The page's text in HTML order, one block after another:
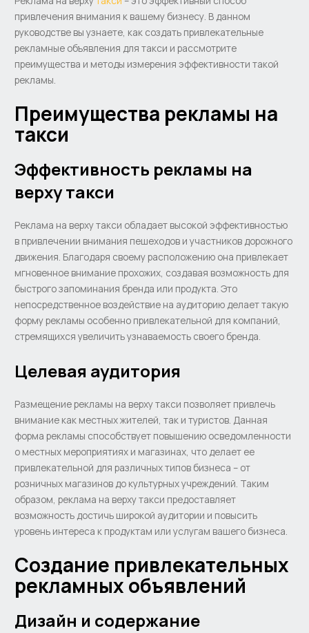
привлечения внимания к вашему бизнесу. В данном
руководстве вы узнаете, как создать привлекательные
рекламные объявления для такси и рассмотрите
преимущества и методы измерения эффективности такой
рекламы.
Преимущества рекламы на
такси
Эффективность рекламы на
верху такси
Реклама на верху такси обладает высокой эффективностью
в привлечении внимания пешеходов и участников дорожного
движения. Благодаря своему расположению она привлекает
мгновенное внимание прохожих, создавая возможность для
быстрого запоминания бренда или продукта. Это
непосредственное воздействие на аудиторию делает такую
форму рекламы особенно привлекательной для компаний,
стремящихся увеличить узнаваемость своего бренда.
Целевая аудитория
Размещение рекламы на верху такси позволяет привлечь
внимание как местных жителей, так и туристов. Данная
форма рекламы способствует повышению осведомленности
о местных мероприятиях и магазинах, что делает ее
привлекательной для различных типов бизнеса – от
розничных магазинов до культурных учреждений. Таким
образом, реклама на верху такси предоставляет
возможность достичь широкой аудитории и повысить
уровень интереса к продуктам или услугам вашего бизнеса.
Создание привлекательных
рекламных объявлений
Дизайн и содержание